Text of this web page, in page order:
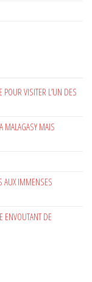
VISITER L’UN DES
MALAGASY MAIS
AUX IMMENSES
ENVOUTANT DE